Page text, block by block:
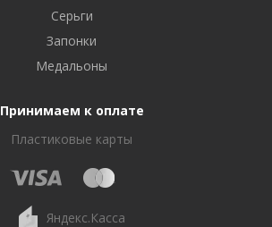
Серьги
Запонки
Медальоны
Принимаем к оплате
Пластиковые карты
Яндекс.Касса